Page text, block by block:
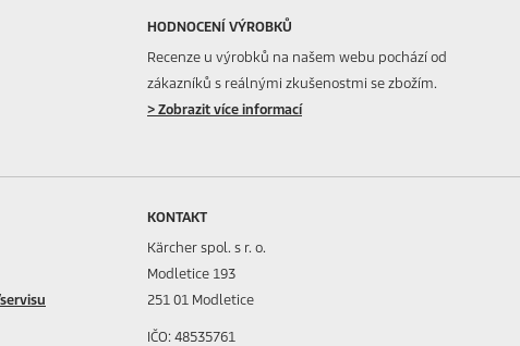
HODNOCENÍ VÝROBKŮ
Recenze u výrobků na našem webu pochází od
zákazníků s reálnými zkušenostmi se zbožím.
> Zobrazit více informací
KONTAKT
Kärcher spol. s r. o.
Modletice 193
251 01 Modletice
IČO: 48535761